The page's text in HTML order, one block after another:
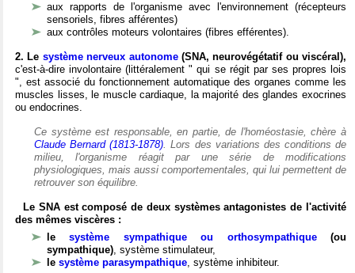
aux rapports de l'organisme avec l'environnement (récepteurs
sensoriels, fibres afférentes)
aux contrôles moteurs volontaires (fibres efférentes).
2. Le système nerveux autonome(SNA, neurovégétatif ou viscéral),
c'est-à-dire involontaire (littéralement " qui se régit par ses propres lois
", est associé du fonctionnement automatique des organes comme les
muscles lisses, le muscle cardiaque, la majorité des glandes exocrines
ou endocrines.
Ce système est responsable, en partie, de l'homéostasie, chère à
Claude Bernard (1813-1878). Lors des variations des conditions de
milieu, l'organisme réagit par une série de modifications
physiologiques, mais aussi comportementales, qui lui permettent de
retrouver son équilibre.
Le SNA est composé de deux systèmes antagonistes de l'activité
des mêmes viscères :
lesystème sympathique ou orthosympathique(ou
sympathique), système stimulateur,
le système parasympathique, système inhibiteur.